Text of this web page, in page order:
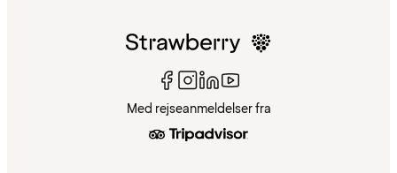
Med rejseanmeldelser fra